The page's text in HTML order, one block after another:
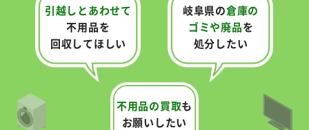
引越しとあわせて
不用品を
回収してほしい
岐阜県の倉庫の
ゴミや廃品を
処分したい
不用品の買取も
お願いしたい